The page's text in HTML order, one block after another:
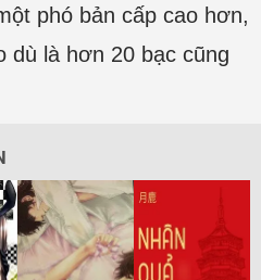
phó bản cấp cao hơn,
dù là hơn 20 bạc cũng